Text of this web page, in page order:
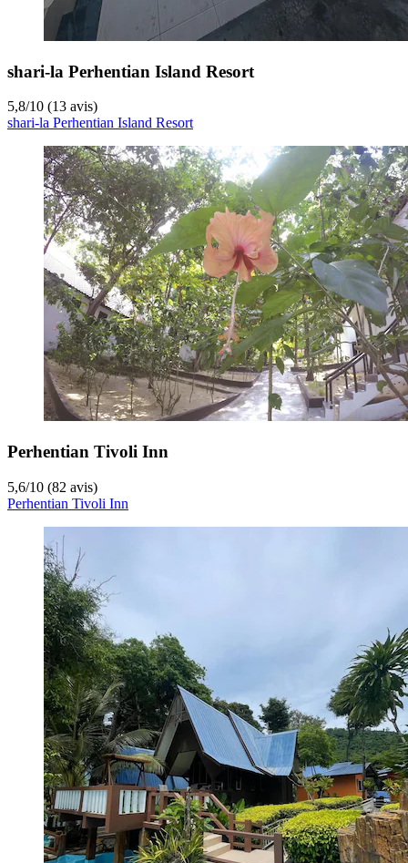
shari-la Perhentian Island Resort
5,8/10 (13 avis)
shari-la Perhentian Island Resort
Perhentian Tivoli Inn
5,6/10 (82 avis)
Perhentian Tivoli Inn